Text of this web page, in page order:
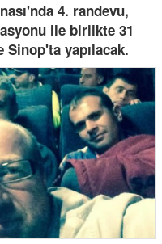
4. randevu,
ile birlikte 31
Sinop'ta yapılacak.